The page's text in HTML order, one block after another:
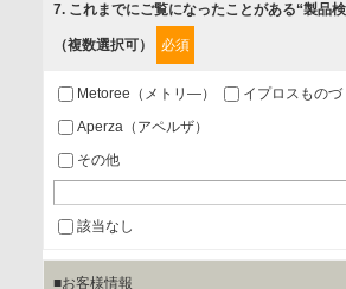
第三者提供の有無
あり
a.個人情報の提供・利用目的
当該企業/団体のサービス等のご案内及び
情報を提供するため
b.第三者に提供される個人データの項目
7. これまでにご覧になったことがある“製品
（複数選択可） 必須
Metoree（メトリ―） イプロスものづ
Aperza（アペルザ）
その他
該当なし
■お客様情報